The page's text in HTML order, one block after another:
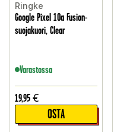
Ringke
Google Pixel 10a Fusion-
suojakuori, Clear
Varastossa
19,95 €
OSTA